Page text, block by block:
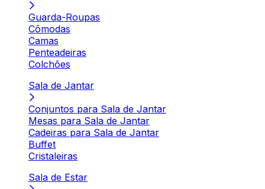
Guarda-Roupas
Cômodas
Camas
Penteadeiras
Colchões
Sala de Jantar
Conjuntos para Sala de Jantar
Mesas para Sala de Jantar
Cadeiras para Sala de Jantar
Buffet
Cristaleiras
Sala de Estar